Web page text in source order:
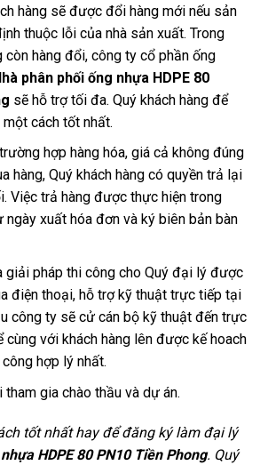
hàng sẽ được đổi hàng mới nếu sản
thuộc lỗi của nhà sản xuất. Trong
hàng đổi, công ty cổ phần ống
phân phối ống nhựa HDPE 80
sẽ hỗ trợ tối đa. Quý khách hàng để
cách tốt nhất.
hợp hàng hóa, giá cả không đúng
hàng, Quý khách hàng có quyền trả lại
Việc trả hàng được thực hiện trong
ngày xuất hóa đơn và ký biên bản bàn
giải pháp thi công cho Quý đại lý được
điện thoại, hỗ trợ kỹ thuật trực tiếp tại
công ty sẽ cử cán bộ kỹ thuật đến trực
cùng với khách hàng lên được kế hoach
hợp lý nhất.
gia chào thầu và dự án.
tốt nhất hay để đăng ký làm đại lý
HDPE 80 PN10 Tiền Phong. Quý